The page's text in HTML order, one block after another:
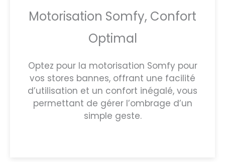
Motorisation Somfy, Confort
Optimal
Optez pour la motorisation Somfy pour
vos stores bannes, offrant une facilité
d’utilisation et un confort inégalé, vous
permettant de gérer l’ombrage d’un
simple geste.